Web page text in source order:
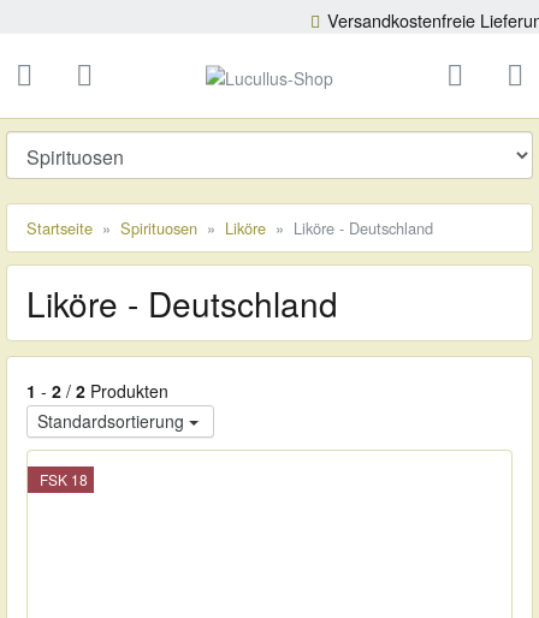
Versandkostenfreie Lieferung
schließen
Suche
Startseite Spirituosen Liköre Liköre - Deutschland
Liköre - Deutschland
1 - 2 / 2 Produkten
Standardsortierung
FSK 18